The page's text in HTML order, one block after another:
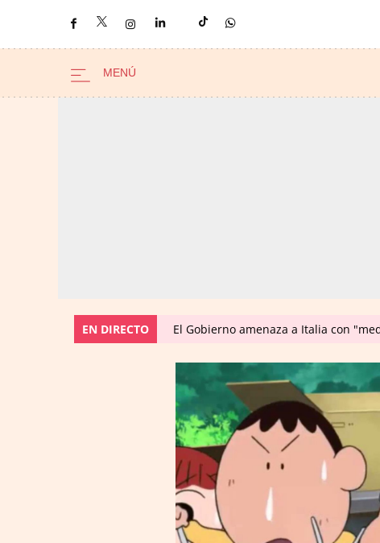
EN DIRECTO El Gobierno amenaza a Italia con